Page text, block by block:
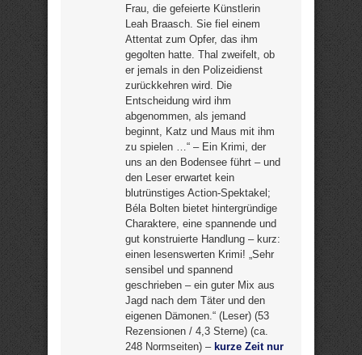
Frau, die gefeierte Künstlerin
Leah Braasch. Sie fiel einem
Attentat zum Opfer, das ihm
gegolten hatte. Thal zweifelt, ob
er jemals in den Polizeidienst
zurückkehren wird. Die
Entscheidung wird ihm
abgenommen, als jemand
beginnt, Katz und Maus mit ihm
zu spielen …“ – Ein Krimi, der
uns an den Bodensee führt – und
den Leser erwartet kein
blutrünstiges Action-Spektakel;
Béla Bolten bietet hintergründige
Charaktere, eine spannende und
gut konstruierte Handlung – kurz:
einen lesenswerten Krimi! „Sehr
sensibel und spannend
geschrieben – ein guter Mix aus
Jagd nach dem Täter und den
eigenen Dämonen.“ (Leser) (53
Rezensionen / 4,3 Sterne) (ca.
248 Normseiten) – kurze Zeit nur